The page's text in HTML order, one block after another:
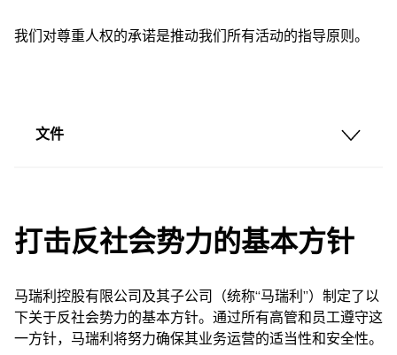
我们对尊重人权的承诺是推动我们所有活动的指导原则。
文件
打击反社会势力的基本方针
马瑞利控股有限公司及其子公司（统称“马瑞利”）制定了以
下关于反社会势力的基本方针。通过所有高管和员工遵守这
一方针，马瑞利将努力确保其业务运营的适当性和安全性。